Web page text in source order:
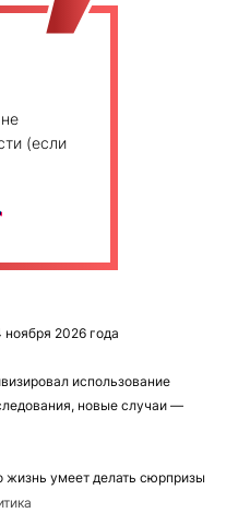
(если
2026 года
использование
новые случаи —
жизнь умеет делать сюрпризы